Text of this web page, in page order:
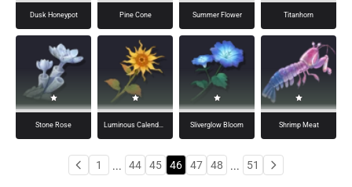
Dusk Honeypot Pine Cone Summer Flower Titanhorn
Stone Rose Sliverglow Bloom Shrimp Meat
Trang
1 ... 44 45 46 47 48 ... 51
Trang